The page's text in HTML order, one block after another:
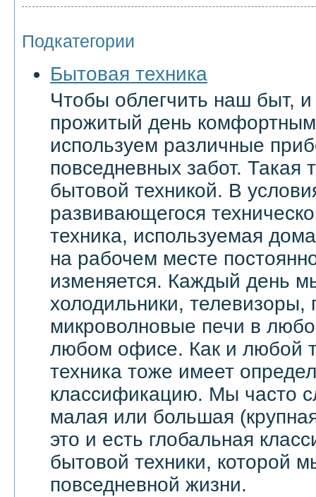
Подкатегории
Бытовая техника
Чтобы облегчить наш быт,
прожитый день
используем различные
повседневных забот. Такая
бытовой техникой. В
развивающегося
техника, используемая
на рабочем месте
изменяется. Каждый день
холодильники,
микроволновые печи в
любом офисе. Как и любой
техника тоже имеет
классификацию. Мы часто
малая или большая
это и есть глобальная
бытовой техники, которой
повседневной жизни.